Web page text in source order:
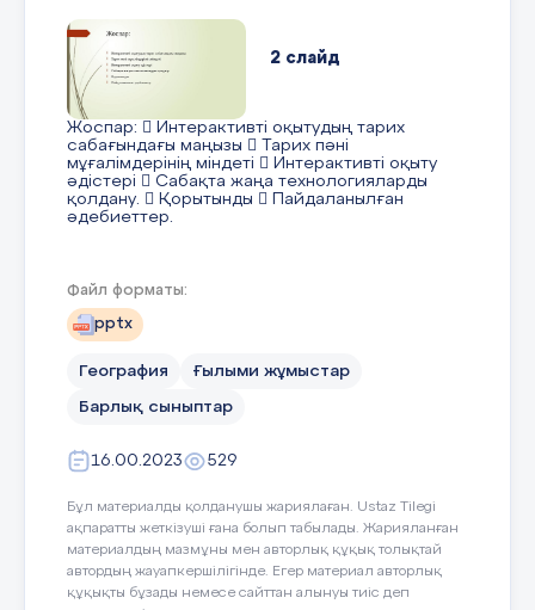
2 слайд
Жоспар:  Интерактивті оқытудың тарих
сабағындағы маңызы  Тарих пәні
мұғалімдерінің міндеті  Интерактивті оқыту
әдістері  Сабақта жаңа технологияларды
қолдану.  Қорытынды  Пайдаланылған
әдебиеттер.
түрде білімді, іскер, жеке тұлғаны дамыту,
жететіндей тиімді жол іздеу. Интерактивті
бағытталатын” қазіргі білім беру парадигмасын
білім алудың алғышарттары болып табылатын
таным белсенділігі мен ізденіс дербестігін
қалыптастырып қана қоймай, ары қарай
дамытады. Заман талабына сай оқыту мен
тәрбиенің соңғы түрлерін жедел игеріп,
кәсіби шеберлікті ұштап отыру ұстаздың басты
парызы. Елбасымыз Н.Ә. Назарбаевтың
Файл форматы:
pptx
География Ғылыми жұмыстар
Барлық сыныптар
16.00.2023 529
Бұл материалды қолданушы жариялаған. Ustaz Tilegi
ақпаратты жеткізуші ғана болып табылады. Жарияланған
материалдың мазмұны мен авторлық құқық толықтай
автордың жауапкершілігінде. Егер материал авторлық
құқықты бұзады немесе сайттан алынуы тиіс деп